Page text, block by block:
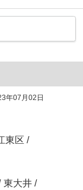
年07月02日
東区 /
東大井 /